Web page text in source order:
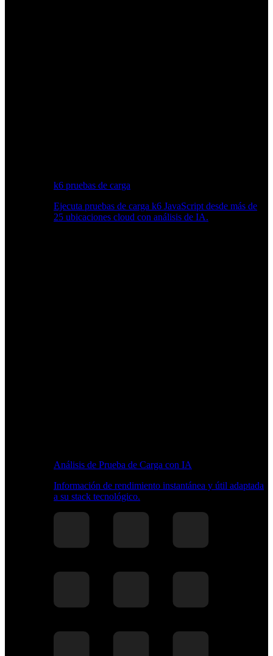
k6 pruebas de carga
Ejecuta pruebas de carga k6 JavaScript desde más de
25 ubicaciones cloud con análisis de IA.
Análisis de Prueba de Carga con IA
Información de rendimiento instantánea y útil adaptada
a su stack tecnológico.